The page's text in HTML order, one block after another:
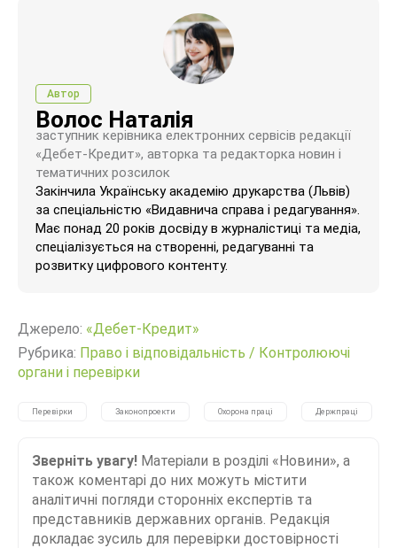
Автор
Волос Наталія
заступник керівника електронних сервісів редакції
«Дебет-Кредит», авторка та редакторка новин і
тематичних розсилок
Закінчила Українську академію друкарства (Львів)
за спеціальністю «Видавнича справа і редагування».
Має понад 20 років досвіду в журналістиці та медіа,
спеціалізується на створенні, редагуванні та
розвитку цифрового контенту.
Джерело: «Дебет-Кредит»
Рубрика: Право і відповідальність / Контролюючі
органи і перевірки
Перевірки Законопроекти Охорона праці Держпраці
Зверніть увагу! Матеріали в розділі «Новини», а
також коментарі до них можуть містити
аналітичні погляди сторонніх експертів та
представників державних органів. Редакція
докладає зусиль для перевірки достовірності